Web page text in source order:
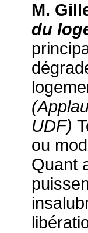
M.
du
UDF)
ou
Quant